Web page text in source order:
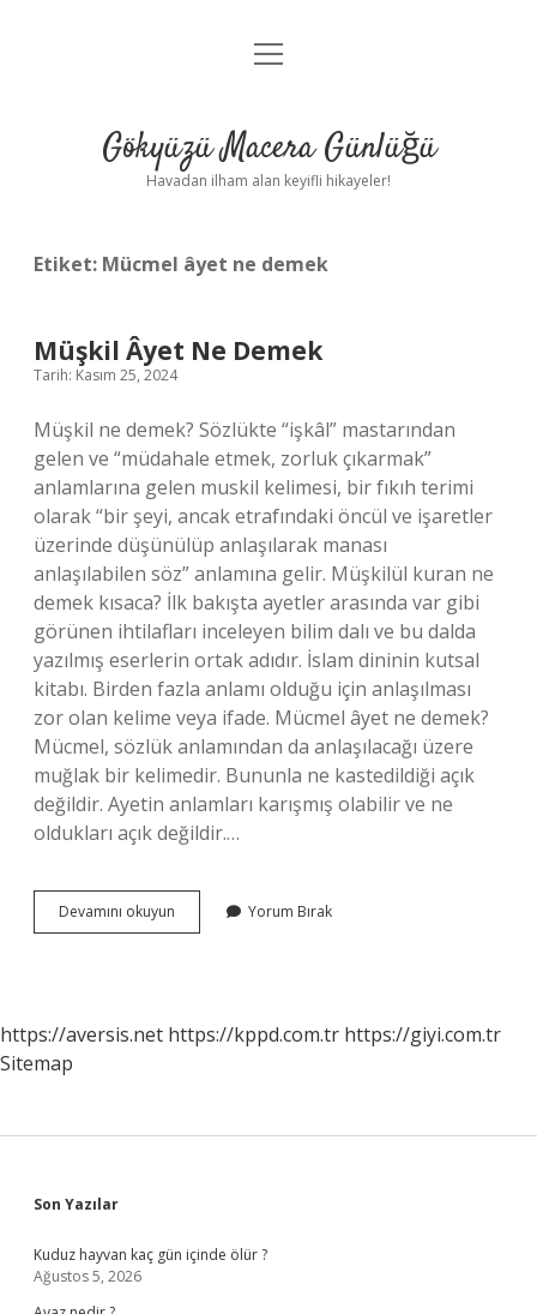
Anasayfa
Yasal Uyarı
menüyü
Gökyüzü Macera Günlüğü
Havadan ilham alan keyifli hikayeler!
Etiket: Mücmel âyet ne demek
Müşkil Âyet Ne Demek
Tarih: Kasım 25, 2024
Müşkil ne demek? Sözlükte “işkâl” mastarından
gelen ve “müdahale etmek, zorluk çıkarmak”
anlamlarına gelen muskil kelimesi, bir fıkıh terimi
olarak “bir şeyi, ancak etrafındaki öncül ve işaretler
üzerinde düşünülüp anlaşılarak manası
anlaşılabilen söz” anlamına gelir. Müşkilül kuran ne
demek kısaca? İlk bakışta ayetler arasında var gibi
görünen ihtilafları inceleyen bilim dalı ve bu dalda
yazılmış eserlerin ortak adıdır. İslam dininin kutsal
kitabı. Birden fazla anlamı olduğu için anlaşılması
zor olan kelime veya ifade. Mücmel âyet ne demek?
Mücmel, sözlük anlamından da anlaşılacağı üzere
muğlak bir kelimedir. Bununla ne kastedildiği açık
değildir. Ayetin anlamları karışmış olabilir ve ne
oldukları açık değildir.…
Devamını okuyun
Âyet
Yorum Bırak
https://aversis.net https://kppd.com.tr https://giyi.com.tr
Sitemap
Sidebar
Son Yazılar
Kuduz hayvan kaç gün içinde ölür ?
Ağustos 5, 2026